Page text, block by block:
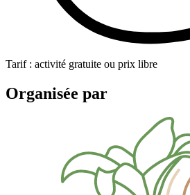
Tarif : activité gratuite ou prix libre
Organisée par